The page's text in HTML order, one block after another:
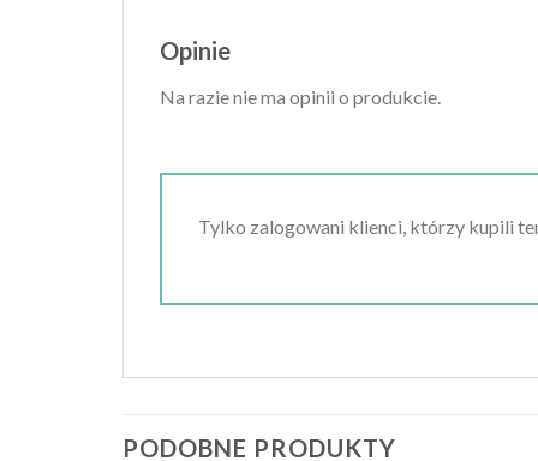
Opinie
Na razie nie ma opinii o produkcie.
Tylko zalogowani klienci, którzy kupili
PODOBNE PRODUKTY